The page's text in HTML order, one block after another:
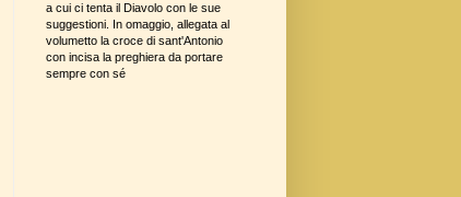
a cui ci tenta il Diavolo con le sue
suggestioni. In omaggio, allegata al
volumetto la croce di sant'Antonio
con incisa la preghiera da portare
sempre con sé